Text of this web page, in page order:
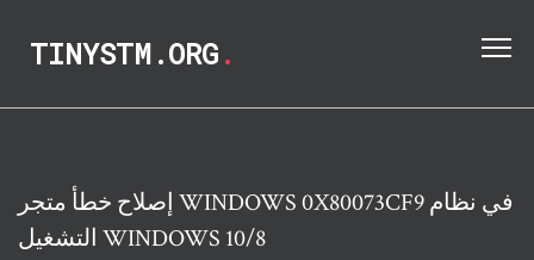
TINYSTM.ORG.
إصلاح خطأ متجر WINDOWS 0X80073CF9 في نظام
التشغيل WINDOWS 10/8